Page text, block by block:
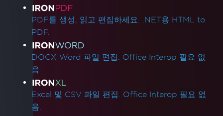
제품 링크
PDF를 생성, 읽고 편집하세요. .NET용 HTML to
PDF.
DOCX Word 파일 편집. Office Interop 필요 없
음.
Excel 및 CSV 파일 편집. Office Interop 필요 없
음.